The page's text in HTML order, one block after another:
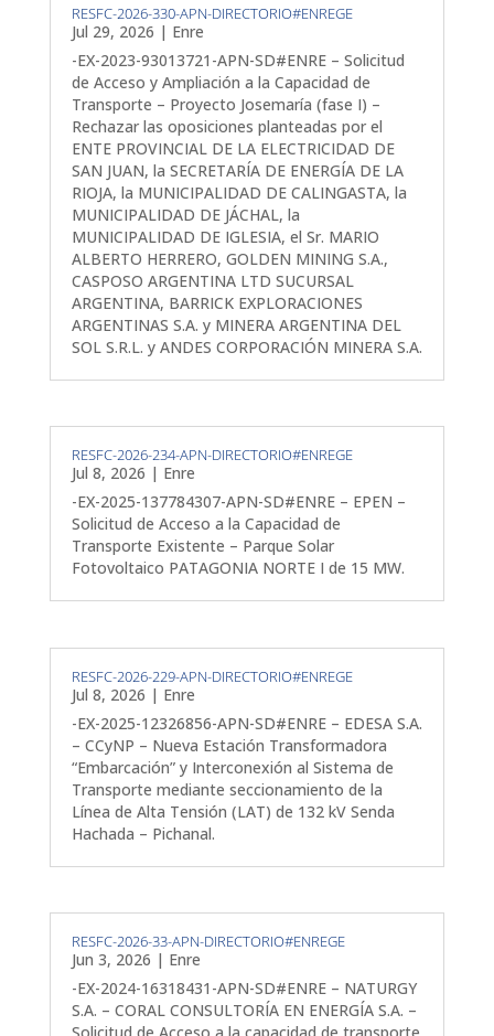
RESFC-2026-330-APN-DIRECTORIO#ENREGE
Jul 29, 2026 | Enre
-EX-2023-93013721-APN-SD#ENRE – Solicitud
de Acceso y Ampliación a la Capacidad de
Transporte – Proyecto Josemaría (fase I) –
Rechazar las oposiciones planteadas por el
ENTE PROVINCIAL DE LA ELECTRICIDAD DE
SAN JUAN, la SECRETARÍA DE ENERGÍA DE LA
RIOJA, la MUNICIPALIDAD DE CALINGASTA, la
MUNICIPALIDAD DE JÁCHAL, la
MUNICIPALIDAD DE IGLESIA, el Sr. MARIO
ALBERTO HERRERO, GOLDEN MINING S.A.,
CASPOSO ARGENTINA LTD SUCURSAL
ARGENTINA, BARRICK EXPLORACIONES
ARGENTINAS S.A. y MINERA ARGENTINA DEL
SOL S.R.L. y ANDES CORPORACIÓN MINERA S.A.
RESFC-2026-234-APN-DIRECTORIO#ENREGE
Jul 8, 2026 | Enre
-EX-2025-137784307-APN-SD#ENRE – EPEN –
Solicitud de Acceso a la Capacidad de
Transporte Existente – Parque Solar
Fotovoltaico PATAGONIA NORTE I de 15 MW.
RESFC-2026-229-APN-DIRECTORIO#ENREGE
Jul 8, 2026 | Enre
-EX-2025-12326856-APN-SD#ENRE – EDESA S.A.
– CCyNP – Nueva Estación Transformadora
“Embarcación” y Interconexión al Sistema de
Transporte mediante seccionamiento de la
Línea de Alta Tensión (LAT) de 132 kV Senda
Hachada – Pichanal.
RESFC-2026-33-APN-DIRECTORIO#ENREGE
Jun 3, 2026 | Enre
-EX-2024-16318431-APN-SD#ENRE – NATURGY
S.A. – CORAL CONSULTORÍA EN ENERGÍA S.A. –